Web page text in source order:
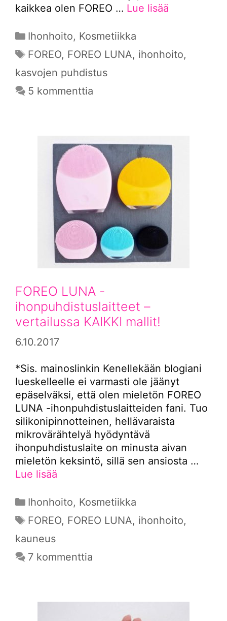
kaikkea olen FOREO … Lue lisää
Kategoriat
Ihonhoito, Kosmetiikka
Avainsanat
FOREO, FOREO LUNA, ihonhoito,
kasvojen puhdistus
5 kommenttia
FOREO LUNA -
ihonpuhdistuslaitteet –
vertailussa KAIKKI mallit!
6.10.2017
*Sis. mainoslinkin Kenellekään blogiani
lueskelleelle ei varmasti ole jäänyt
epäselväksi, että olen mieletön FOREO
LUNA -ihonpuhdistuslaitteiden fani. Tuo
silikonipinnotteinen, hellävaraista
mikrovärähtelyä hyödyntävä
ihonpuhdistuslaite on minusta aivan
mieletön keksintö, sillä sen ansiosta …
Lue lisää
Kategoriat
Ihonhoito, Kosmetiikka
Avainsanat
FOREO, FOREO LUNA, ihonhoito,
kauneus
7 kommenttia